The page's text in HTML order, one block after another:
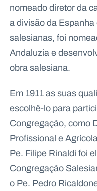
nomeado diretor da
a divisão da
salesianas, foi
Andaluzia e
obra salesiana.
Em 1911 as suas
escolhê-lo para
Congregação, como
Profissional e
Pe. Filipe Rinaldi foi
Congregação
o Pe. Pedro
tt
r